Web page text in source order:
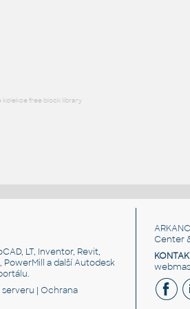
kolekce free block library
LT, Inventor, Revit,
PowerMill a další Autodesk
.
serveru |Ochrana
Center